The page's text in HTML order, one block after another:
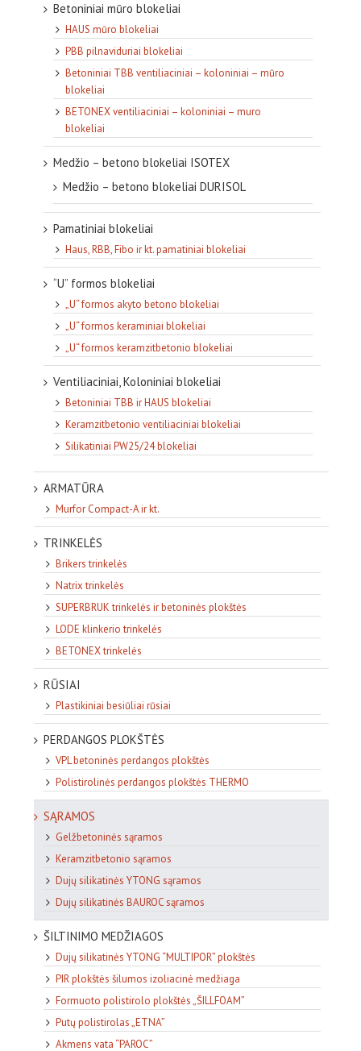
Betoniniai mūro blokeliai
HAUS mūro blokeliai
PBB pilnaviduriai blokeliai
Betoniniai TBB ventiliaciniai – koloniniai – mūro
blokeliai
BETONEX ventiliaciniai – koloniniai – muro
blokeliai
Medžio – betono blokeliai ISOTEX
Medžio – betono blokeliai DURISOL
Pamatiniai blokeliai
Haus, RBB, Fibo ir kt. pamatiniai blokeliai
“U” formos blokeliai
„U“ formos akyto betono blokeliai
„U“ formos keraminiai blokeliai
„U“ formos keramzitbetonio blokeliai
Ventiliaciniai, Koloniniai blokeliai
Betoniniai TBB ir HAUS blokeliai
Keramzitbetonio ventiliaciniai blokeliai
Silikatiniai PW25/24 blokeliai
ARMATŪRA
Murfor Compact-A ir kt.
TRINKELĖS
Brikers trinkelės
Natrix trinkelės
SUPERBRUK trinkelės ir betoninės plokštės
LODE klinkerio trinkelės
BETONEX trinkelės
RŪSIAI
Plastikiniai besiūliai rūsiai
PERDANGOS PLOKŠTĖS
VPL betoninės perdangos plokštės
Polistirolinės perdangos plokštės THERMO
SĄRAMOS
Gelžbetoninės sąramos
Keramzitbetonio sąramos
Dujų silikatinės YTONG sąramos
Dujų silikatinės BAUROC sąramos
ŠILTINIMO MEDŽIAGOS
Dujų silikatinės YTONG “MULTIPOR” plokštės
PIR plokštės šilumos izoliacinė medžiaga
Formuoto polistirolo plokštės „ŠILLFOAM”
Putų polistirolas „ETNA”
Akmens vata “PAROC”